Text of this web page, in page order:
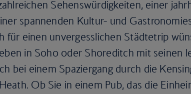
Sehenswürdigkeiten, einer
spannenden Kultur- und
für einen unvergesslichen Städtetrip
in Soho oder Shoreditch mit seinen
bei einem Spaziergang durch die
Ob Sie in einem Pub, das die